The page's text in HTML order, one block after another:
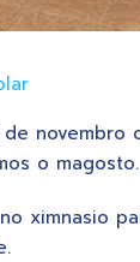
novembro
o magosto.
ximnasio